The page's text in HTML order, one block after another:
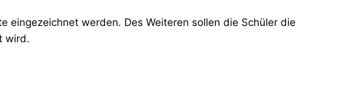
werden. Des Weiteren sollen die Schüler die
wird.